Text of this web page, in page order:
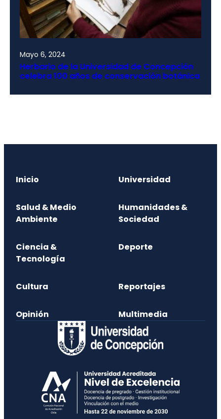
Mayo 6, 2024
Herbario de la Universidad de Concepción
celebra 100 años de conservación botánica
Inicio Universidad
Salud & Medio
Ambiente
Humanidades &
Sociedad
Ciencia &
Tecnología
Deporte
Cultura Reportajes
Opinión Multimedia